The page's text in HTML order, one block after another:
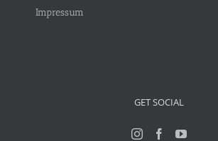
Impressum
GET SOCIAL